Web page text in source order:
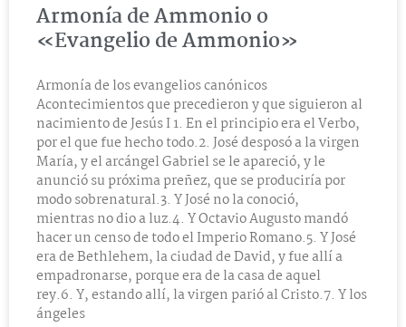
Armonía de Ammonio o
«Evangelio de Ammonio»
Armonía de los evangelios canónicos
Acontecimientos que precedieron y que siguieron al
nacimiento de Jesús I 1. En el principio era el Verbo,
por el que fue hecho todo.2. José desposó a la virgen
María, y el arcángel Gabriel se le apareció, y le
anunció su próxima preñez, que se produciría por
modo sobrenatural.3. Y José no la conoció,
mientras no dio a luz.4. Y Octavio Augusto mandó
hacer un censo de todo el Imperio Romano.5. Y José
era de Bethlehem, la ciudad de David, y fue allí a
empadronarse, porque era de la casa de aquel
rey.6. Y, estando allí, la virgen parió al Cristo.7. Y los
ángeles